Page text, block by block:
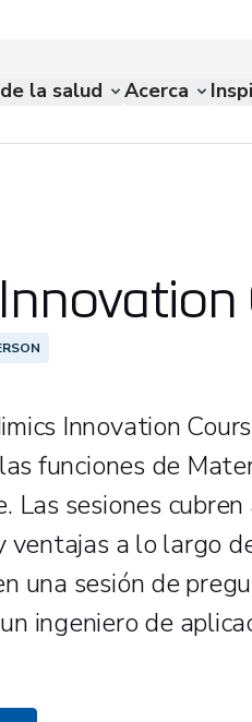
la salud Acerca
Innovation
funciones de
Las sesiones
ventajas a lo largo
una sesión de
ingeniero de